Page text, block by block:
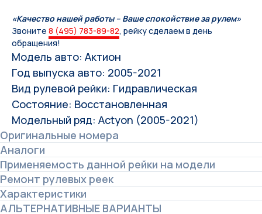
«Качество нашей работы – Ваше спокойствие за рулем»
Звоните 8 (495) 783-89-82, рейку сделаем в день
обращения!
Модель авто: Актион
Год выпуска авто: 2005-2021
Вид рулевой рейки: Гидравлическая
Состояние: Восстановленная
Модельный ряд: Actyon (2005-2021)
Оригинальные номера
Аналоги
Применяемость данной рейки на модели
Ремонт рулевых реек
Характеристики
АЛЬТЕРНАТИВНЫЕ ВАРИАНТЫ